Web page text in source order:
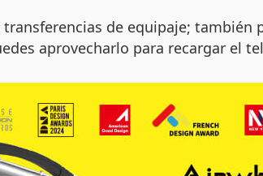
de equipaje; también
aprovecharlo para recargar el